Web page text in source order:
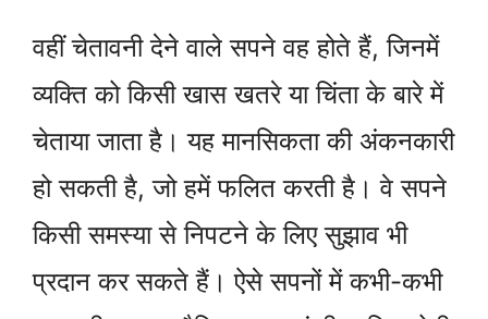
वहीं चेतावनी देने वाले सपने वह होते हैं, जिनमें
व्यक्ति को किसी खास खतरे या चिंता के बारे में
चेताया जाता है। यह मानसिकता की अंकनकारी
हो सकती है, जो हमें फलित करती है। वे सपने
किसी समस्या से निपटने के लिए सुझाव भी
प्रदान कर सकते हैं। ऐसे सपनों में कभी-कभी